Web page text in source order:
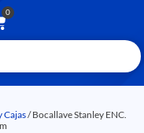
0
Cajas/ Bocallave Stanley ENC.